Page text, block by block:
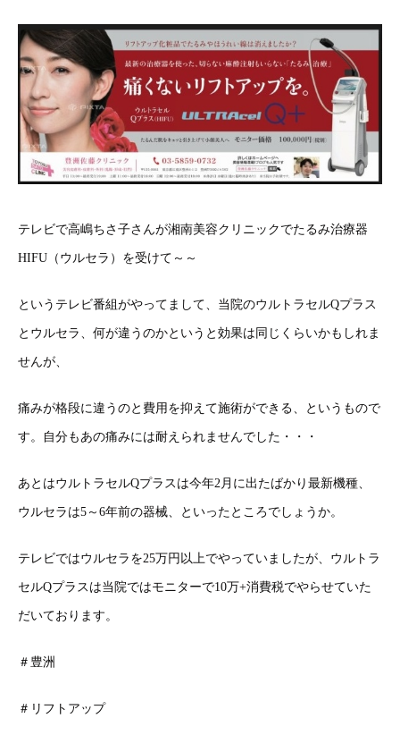
テレビで高嶋ちさ子さんが湘南美容クリニックでたるみ治療器
HIFU（ウルセラ）を受けて～～
というテレビ番組がやってまして、当院のウルトラセルQプラス
とウルセラ、何が違うのかというと効果は同じくらいかもしれま
せんが、
痛みが格段に違うのと費用を抑えて施術ができる、というもので
す。自分もあの痛みには耐えられませんでした・・・
あとはウルトラセルQプラスは今年2月に出たばかり最新機種、
ウルセラは5～6年前の器械、といったところでしょうか。
テレビではウルセラを25万円以上でやっていましたが、ウルトラ
セルQプラスは当院ではモニターで10万+消費税でやらせていた
だいております。
＃豊洲
＃リフトアップ